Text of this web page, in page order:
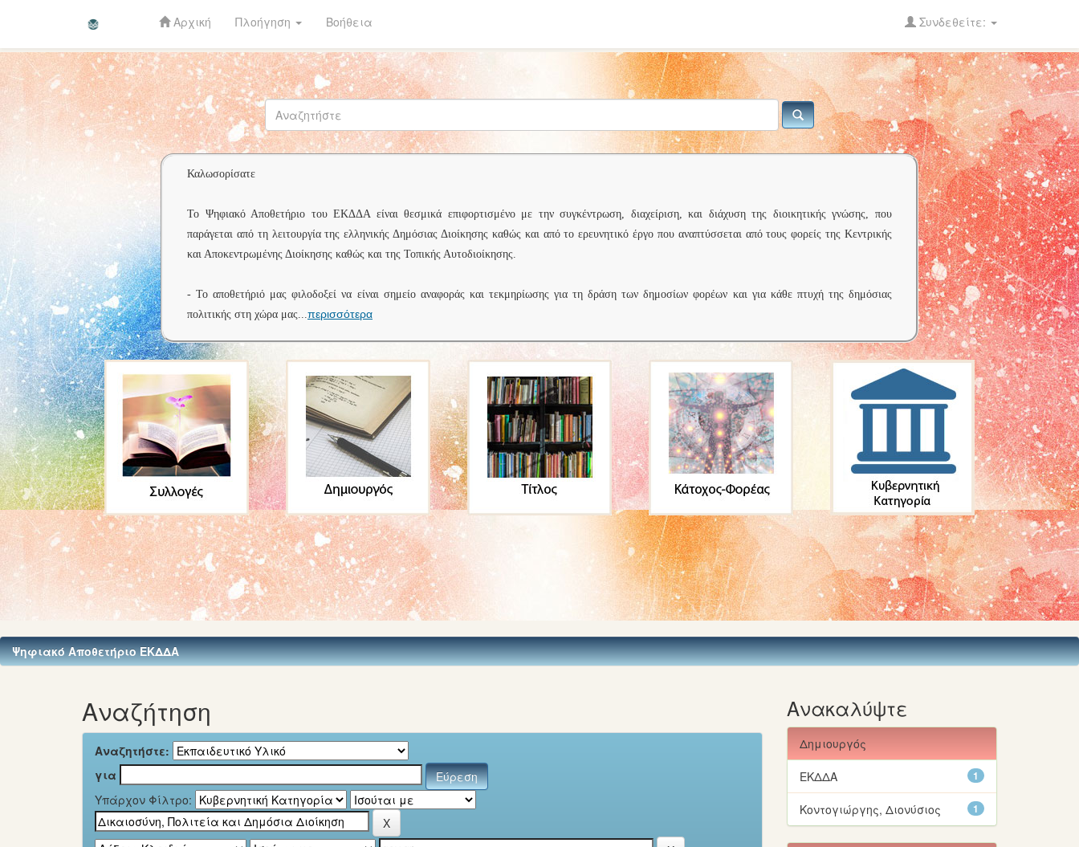
Skip
navigation
Αρχική Πλοήγηση Βοήθεια Συνδεθείτε:
Καλωσορίσατε
Το Ψηφιακό Αποθετήριο του ΕΚΔΔΑ είναι θεσμικά επιφορτισμένο με την συγκέντρωση, διαχείριση, και διάχυση της διοικητικής γνώσης, που
παράγεται από τη λειτουργία της ελληνικής Δημόσιας Διοίκησης καθώς και από το ερευνητικό έργο που αναπτύσσεται από τους φορείς της Κεντρικής
και Αποκεντρωμένης Διοίκησης καθώς και της Τοπικής Αυτοδιοίκησης.
- Το αποθετήριό μας φιλοδοξεί να είναι σημείο αναφοράς και τεκμηρίωσης για τη δράση των δημοσίων φορέων και για κάθε πτυχή της δημόσιας
πολιτικής στη χώρα μας...περισσότερα
Ψηφιακό Αποθετήριο ΕΚΔΔΑ
Αναζήτηση
Αναζητήστε:
για
Υπάρχον Φίλτρο:
Ανακαλύψτε
Δημιουργός
1
ΕΚΔΔΑ
1
Κοντογιώργης, Διονύσιος